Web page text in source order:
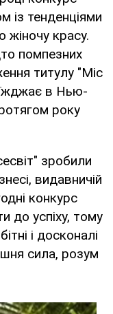
із тенденціями
жіночу красу.
помпезних
титулу "Міс
в Нью-
року
зробили
видавничій
конкурс
до успіху, тому
і досконалі
сила, розум